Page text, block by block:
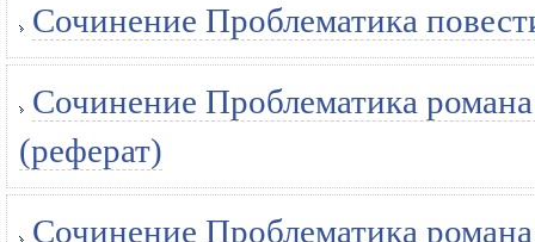
Сочинение Проблематика
Сочинение Проблематика
(реферат)
Сочинение Проблематика